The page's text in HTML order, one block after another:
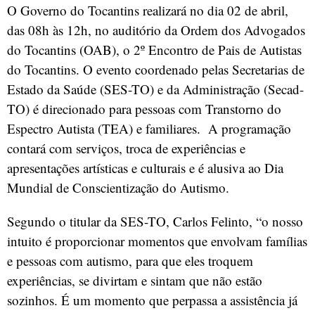
O Governo do Tocantins realizará no dia 02 de abril,
das 08h às 12h, no auditório da Ordem dos Advogados
do Tocantins (OAB), o 2º Encontro de Pais de Autistas
do Tocantins. O evento coordenado pelas Secretarias de
Estado da Saúde (SES-TO) e da Administração (Secad-
TO) é direcionado para pessoas com Transtorno do
Espectro Autista (TEA) e familiares. A programação
contará com serviços, troca de experiências e
apresentações artísticas e culturais e é alusiva ao Dia
Mundial de Conscientização do Autismo.
Segundo o titular da SES-TO, Carlos Felinto, “o nosso
intuito é proporcionar momentos que envolvam famílias
e pessoas com autismo, para que eles troquem
experiências, se divirtam e sintam que não estão
sozinhos. É um momento que perpassa a assistência já